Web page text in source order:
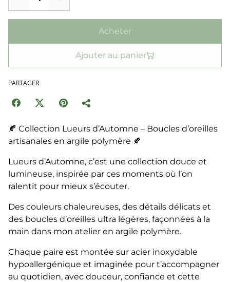
Acheter
Ajouter au panier
PARTAGER
🍂 Collection Lueurs d’Automne – Boucles d’oreilles
artisanales en argile polymère 🍂
Lueurs d’Automne, c’est une collection douce et
lumineuse, inspirée par ces moments où l’on
ralentit pour mieux s’écouter.
Des couleurs chaleureuses, des détails délicats et
des boucles d’oreilles ultra légères, façonnées à la
main dans mon atelier en argile polymère.
Chaque paire est montée sur acier inoxydable
hypoallergénique et imaginée pour t’accompagner
au quotidien, avec douceur, confiance et cette